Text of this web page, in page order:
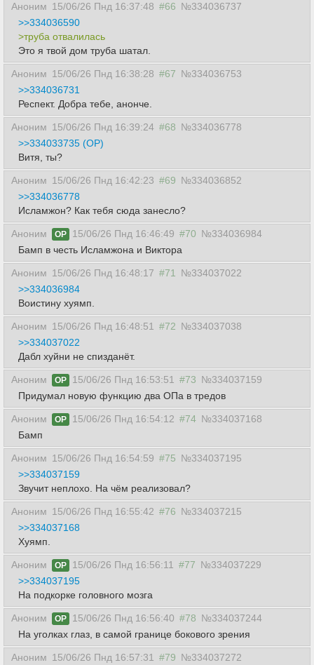
Аноним 15/06/26 Пнд 16:37:48 #66 №334036737
>>334036590
>труба отвалилась
Это я твой дом труба шатал.
Аноним 15/06/26 Пнд 16:38:28 #67 №334036753
>>334036731
Респект. Добра тебе, анонче.
Аноним 15/06/26 Пнд 16:39:24 #68 №334036778
>>334033735 (OP)
Витя, ты?
Аноним 15/06/26 Пнд 16:42:23 #69 №334036852
>>334036778
Исламжон? Как тебя сюда занесло?
Аноним OP 15/06/26 Пнд 16:46:49 #70 №334036984
Бамп в честь Исламжона и Виктора
Аноним 15/06/26 Пнд 16:48:17 #71
№334037022
>>334036984
Воистину хуямп.
Аноним 15/06/26 Пнд 16:48:51 #72 №334037038
>>334037022
Дабл хуйни не спизданёт.
Аноним OP 15/06/26 Пнд 16:53:51 #73 №334037159
Придумал новую функцию два ОПа в тредов
Аноним OP 15/06/26 Пнд 16:54:12 #74 №334037168
Бамп
Аноним 15/06/26 Пнд 16:54:59 #75 №334037195
>>334037159
Звучит неплохо. На чём реализовал?
Аноним 15/06/26 Пнд 16:55:42 #76 №334037215
>>334037168
Хуямп.
Аноним OP 15/06/26 Пнд 16:56:11 #77 №334037229
>>334037195
На подкорке головного мозга
Аноним OP 15/06/26 Пнд 16:56:40 #78 №334037244
На уголках глаз, в самой границе бокового зрения
Аноним 15/06/26 Пнд 16:57:31 #79 №334037272